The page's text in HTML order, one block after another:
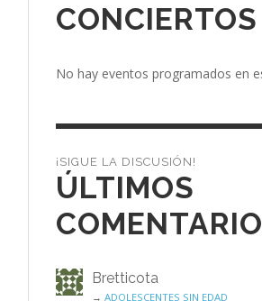
CONCIERTOS
No hay eventos programados en
¡SIGUE LA DISCUSIÓN!
ÚLTIMOS
Bretticota
→ ADOLESCENTES SIN EDAD